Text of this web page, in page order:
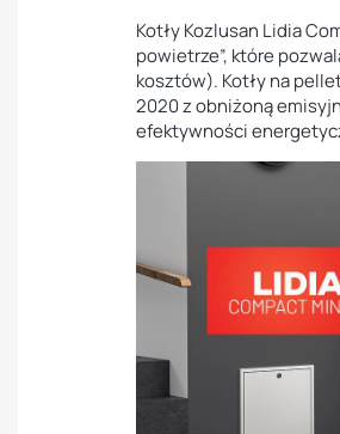
Kotły Kozlusan Lidia
powietrze”, które
kosztów). Kotły na
2020 z obniżoną
efektywności